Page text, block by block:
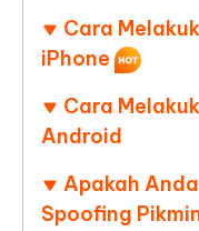
Cara
iPhone
Cara
Android
Apakah
Spoofing